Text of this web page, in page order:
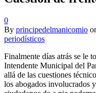
0
By principedelmanicomio
periodísticos
Finalmente días atrás se le
Intendente Municipal del
allá de las cuestiones
los abogados involucrados